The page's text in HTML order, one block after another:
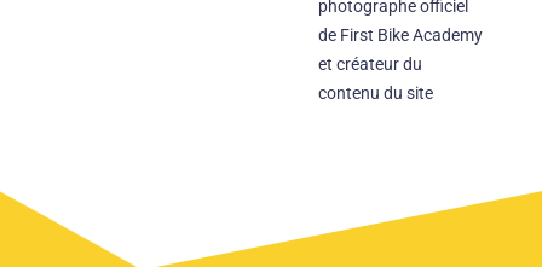
photographe officiel
de First Bike Academy
et créateur du
contenu du site